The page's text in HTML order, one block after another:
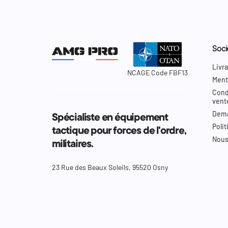
NCAGE Code FBF13
Spécialiste en équipement
tactique pour forces de l'ordre,
militaires.
23 Rue des Beaux Soleils, 95520 Osny